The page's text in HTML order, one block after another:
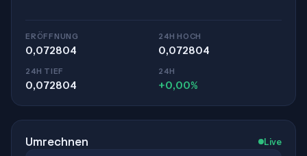
ERÖFFNUNG
0,072804
24H HOCH
0,072804
24H TIEF
0,072804
24H
+0,00%
Umrechnen Live